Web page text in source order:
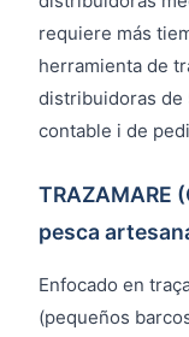
requiere más
herramienta de
distribuidoras de
contable i de
TRAZAMARE
pesca
Enfocado en
(pequeños